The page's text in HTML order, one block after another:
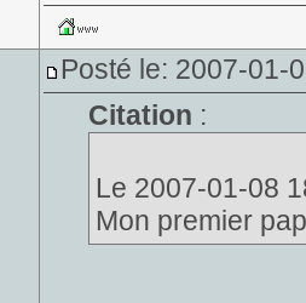
Posté le: 2007-01-
Citation :
Le 2007-01-08
Mon premier